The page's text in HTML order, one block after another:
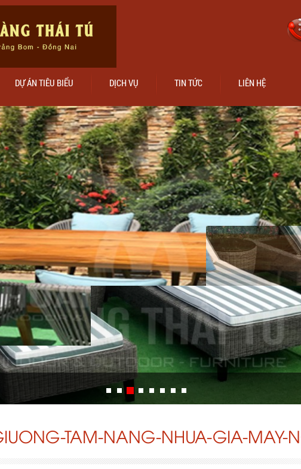
DỰ ÁN TIÊU BIỂU DỊCH VỤ TIN TỨC LIÊN HỆ
TAM-NANG-NHUA-GIA-MAY-